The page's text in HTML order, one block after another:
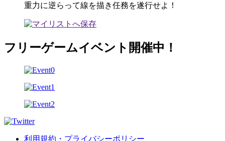
重力に逆らって線を描き任務を遂行せよ！
フリーゲームイベント開催中！
利用規約・プライバシーポリシー